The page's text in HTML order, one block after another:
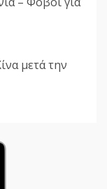
μετά την